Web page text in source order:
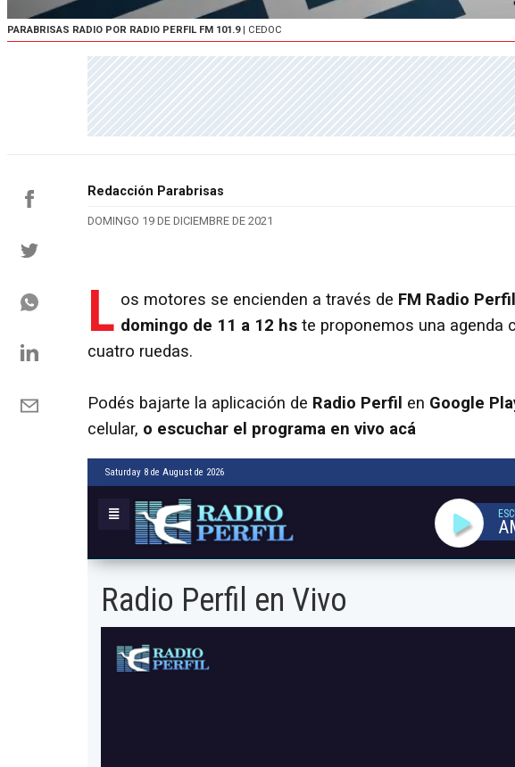
PARABRISAS RADIO POR RADIO PERFIL FM 101.9| CEDOC
Redacción Parabrisas
DOMINGO 19 DE DICIEMBRE DE 2021
L os motores se encienden a través de FM Radio
domingo de 11 a 12 hs te proponemos una agenda
cuatro ruedas.
Podés bajarte la aplicación de Radio Perfil en Google
celular, o escuchar el programa en vivo acá